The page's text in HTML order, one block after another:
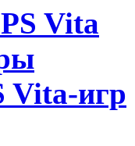
Vita
Vita-игр